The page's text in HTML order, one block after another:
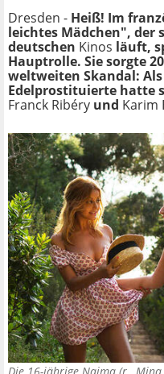
Dresden - Heiß! Im
leichtes Mädchen", der
deutschen Kinos läuft,
Hauptrolle. Sie sorgte
weltweiten Skandal:
Edelprostituierte hatte
Franck Ribéry und Karim